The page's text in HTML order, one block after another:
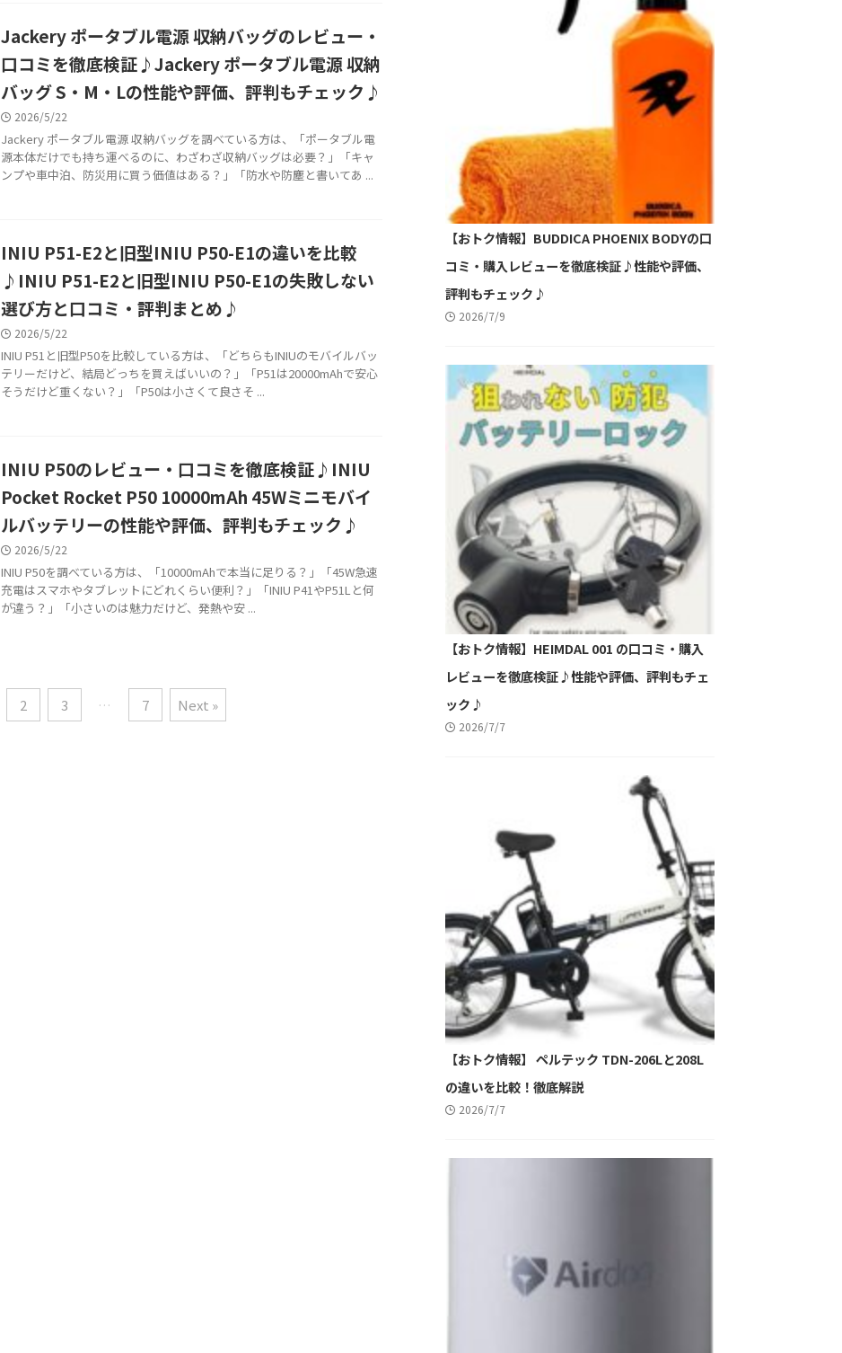
Jackery ポータブル電源 収納バッグのレビュー・
口コミを徹底検証♪Jackery ポータブル電源 収納
バッグ S・M・Lの性能や評価、評判もチェック♪
2026/5/22
Jackery ポータブル電源 収納バッグを調べている方は、「ポータブル電
源本体だけでも持ち運べるのに、わざわざ収納バッグは必要？」「キャ
ンプや車中泊、防災用に買う価値はある？」「防水や防塵と書いてあ ...
INIU P51-E2と旧型INIU P50-E1の違いを比較
♪INIU P51-E2と旧型INIU P50-E1の失敗しない
選び方と口コミ・評判まとめ♪
2026/5/22
INIU P51と旧型P50を比較している方は、「どちらもINIUのモバイルバッ
テリーだけど、結局どっちを買えばいいの？」「P51は20000mAhで安心
そうだけど重くない？」「P50は小さくて良さそ ...
INIU P50のレビュー・口コミを徹底検証♪INIU
Pocket Rocket P50 10000mAh 45Wミニモバイ
ルバッテリーの性能や評価、評判もチェック♪
2026/5/22
INIU P50を調べている方は、「10000mAhで本当に足りる？」「45W急速
充電はスマホやタブレットにどれくらい便利？」「INIU P41やP51Lと何
が違う？」「小さいのは魅力だけど、発熱や安 ...
2 3 … 7 Next »
【おトク情報】BUDDICA PHOENIX BODYの口
コミ・購入レビューを徹底検証♪性能や評価、
評判もチェック♪
2026/7/9
【おトク情報】HEIMDAL 001 の口コミ・購入
レビューを徹底検証♪性能や評価、評判もチェ
ック♪
2026/7/7
【おトク情報】 ペルテック TDN-206Lと208L
の違いを比較！徹底解説
2026/7/7